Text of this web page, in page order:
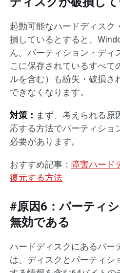
起動可能なハードディスク
損しているとすると、
ん。パーティション・ディ
こに保存されているすべて
ルを含む）も紛失・破損さ
できなくなります。
対策： まず、考えられる原
応する方法でパーティショ
必要があります。
おすすめ記事： 障害ハード
復元する方法
#原因6：パーティ
無効である
ハードディスクにあるパー
は、ディスクとパーティシ